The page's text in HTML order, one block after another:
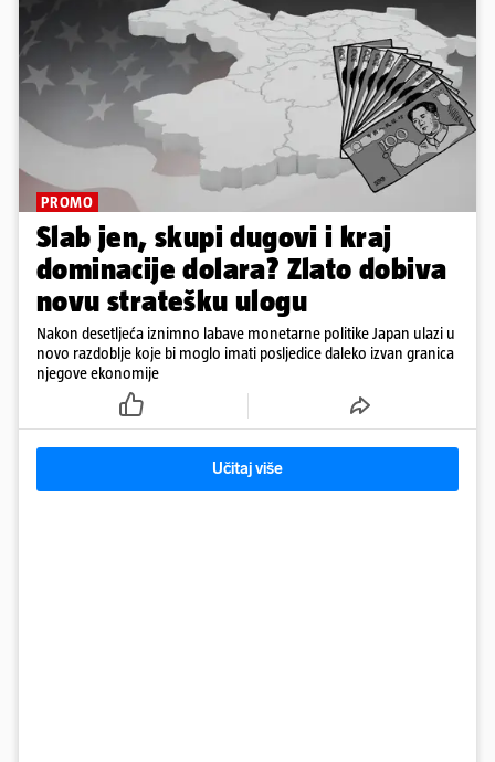
PROMO
Slab jen, skupi dugovi i kraj
dominacije dolara? Zlato dobiva
novu stratešku ulogu
Nakon desetljeća iznimno labave monetarne politike Japan ulazi u
novo razdoblje koje bi moglo imati posljedice daleko izvan granica
njegove ekonomije
Učitaj više